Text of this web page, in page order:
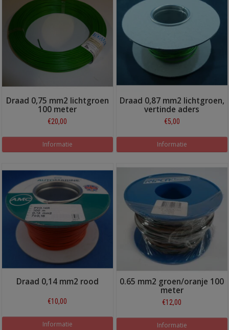
Draad 0,75 mm2 lichtgroen
100 meter
€20,00
Informatie
Draad 0,87 mm2 lichtgroen,
vertinde aders
€5,00
Informatie
Draad 0,14 mm2 rood
€10,00
Informatie
0.65 mm2 groen/oranje 100
meter
€12,00
Informatie